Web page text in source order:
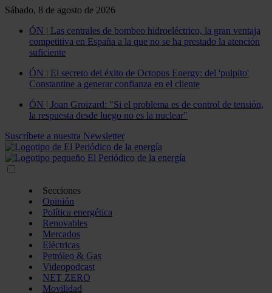
Sábado, 8 de agosto de 2026
ÓN | Las centrales de bombeo hidroeléctrico, la gran ventaja
competitiva en España a la que no se ha prestado la atención
suficiente
ÓN | El secreto del éxito de Octopus Energy: del 'pulpito'
Constantine a generar confianza en el cliente
ÓN | Joan Groizard: "Si el problema es de control de tensión,
la respuesta desde luego no es la nuclear"
Suscríbete a nuestra Newsletter
Secciones
Opinión
Política energética
Renovables
Mercados
Eléctricas
Petróleo & Gas
Videopodcast
NET ZERO
Movilidad